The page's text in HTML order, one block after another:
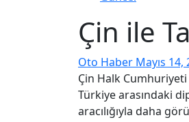
Çin ile
Oto Haber Mayıs 14,
Çin Halk
Türkiye arasındaki
aracılığıyla daha